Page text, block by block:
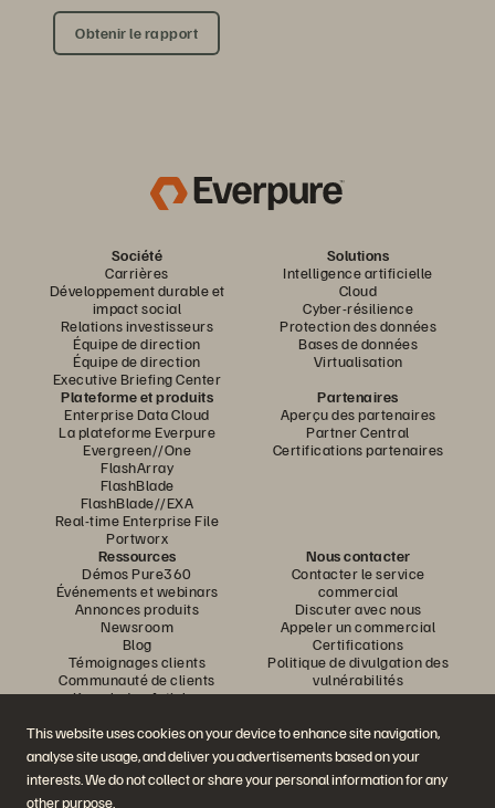
This website uses cookies on your device to enhance site navigation,
analyse site usage, and deliver you advertisements based on your
interests. We do not collect or share your personal information for any
other purpose.
Obtenir le rapport
Société
Carrières
Développement durable et
impact social
Relations investisseurs
Équipe de direction
Équipe de direction
Executive Briefing Center
Solutions
Intelligence artificielle
Cloud
Cyber-résilience
Protection des données
Bases de données
Virtualisation
Plateforme et produits
Enterprise Data Cloud
La plateforme Everpure
Evergreen//One
FlashArray
FlashBlade
FlashBlade//EXA
Real-time Enterprise File
Portworx
Partenaires
Aperçu des partenaires
Partner Central
Certifications partenaires
Ressources
Démos Pure360
Événements et webinars
Annonces produits
Newsroom
Blog
Témoignages clients
Communauté de clients
Knowledge Articles
Nous contacter
Contacter le service
commercial
Discuter avec nous
Appeler un commercial
Certifications
Politique de divulgation des
vulnérabilités
Rejoignez la conversation
Suivez-nous sur tous les réseaux sociaux Everpure